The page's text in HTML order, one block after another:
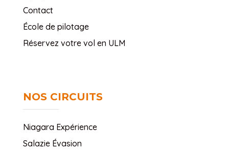
Contact
École de pilotage
Réservez votre vol en ULM
NOS CIRCUITS
Niagara Expérience
Salazie Évasion